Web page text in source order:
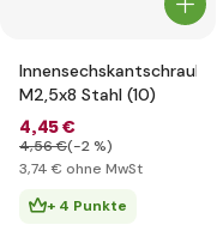
Innensechskantschraube
M2,5x8 Stahl (10)
4,45 €
4,56 €(-2 %)
3,74 € ohne MwSt
+ 4 Punkte